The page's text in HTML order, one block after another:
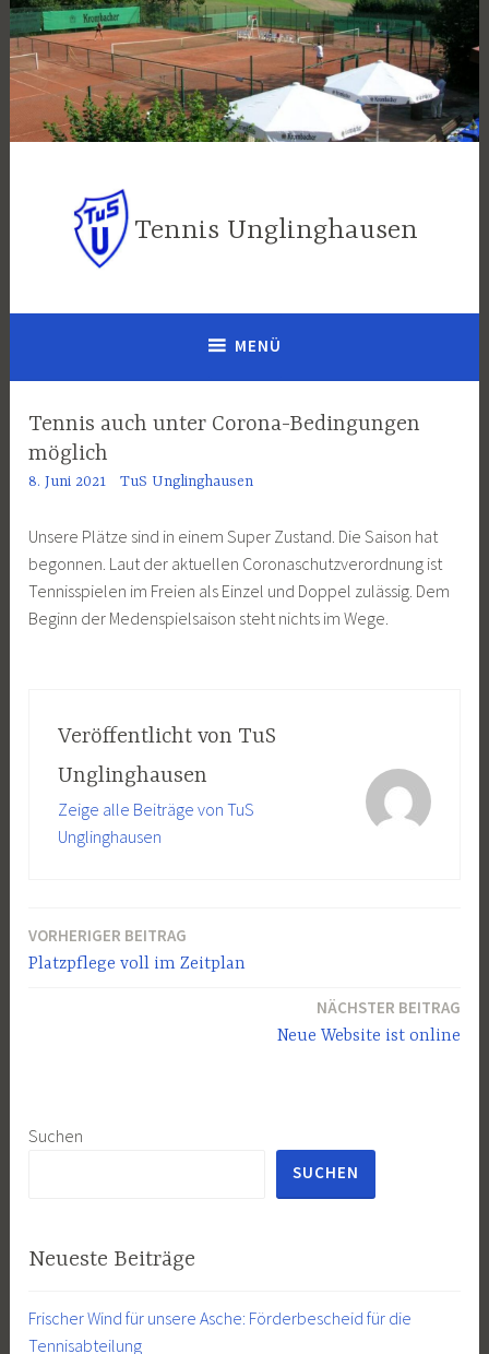
Zum
Inhalt
springen
Tennis Unglinghausen
MENÜ
Tennis auch unter Corona-Bedingungen
möglich
8. Juni 2021 TuS Unglinghausen
Unsere Plätze sind in einem Super Zustand. Die Saison hat
begonnen. Laut der aktuellen Coronaschutzverordnung ist
Tennisspielen im Freien als Einzel und Doppel zulässig. Dem
Beginn der Medenspielsaison steht nichts im Wege.
Veröffentlicht von TuS
Unglinghausen
Zeige alle Beiträge von TuS
Unglinghausen
Beitragsnavigation
VORHERIGER BEITRAG
Platzpflege voll im Zeitplan
NÄCHSTER BEITRAG
Neue Website ist online
Suchen
SUCHEN
Neueste Beiträge
Frischer Wind für unsere Asche: Förderbescheid für die
Tennisabteilung